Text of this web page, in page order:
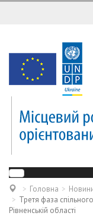
Головна
Третя фаза
Рівненській області